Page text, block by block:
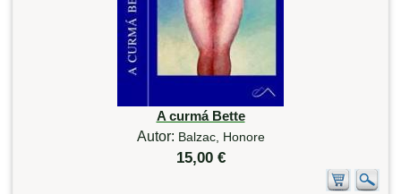
A curmá Bette
Autor: Balzac, Honore
15,00 €